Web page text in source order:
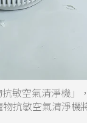
敏空氣清淨機」
抗敏空氣清淨